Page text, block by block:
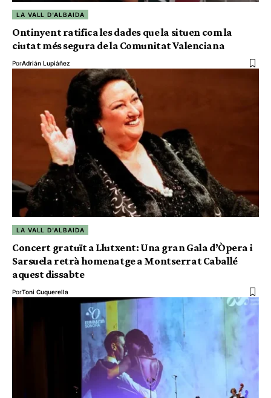
LA VALL D'ALBAIDA
Ontinyent ratifica les dades que la situen com la
ciutat més segura de la Comunitat Valenciana
PorAdrián Lupiáñez
LA VALL D'ALBAIDA
Concert gratuït a Llutxent: Una gran Gala d’Òpera i
Sarsuela retrà homenatge a Montserrat Caballé
aquest dissabte
PorToni Cuquerella